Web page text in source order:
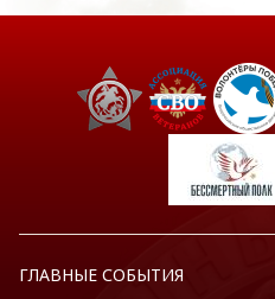
ГЛАВНЫЕ СОБЫТИЯ